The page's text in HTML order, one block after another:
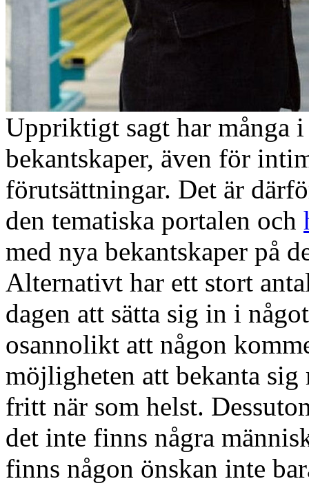
Uppriktigt sagt har många
bekantskaper, även för
förutsättningar. Det är
den tematiska portalen och
med nya bekantskaper på
Alternativt har ett stort
dagen att sätta sig in i
osannolikt att någon
möjligheten att bekanta
fritt när som helst.
det inte finns några
finns någon önskan inte